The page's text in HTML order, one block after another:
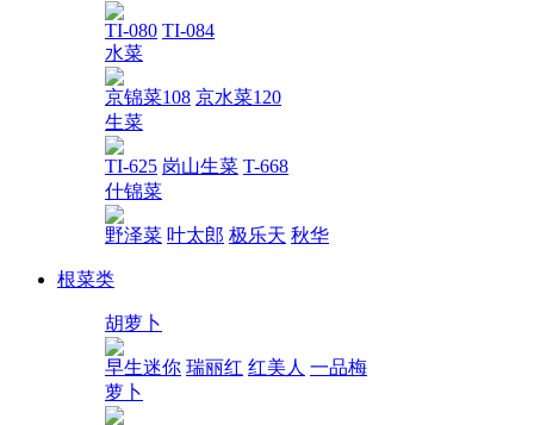
TI-080 TI-084
水菜
京锦菜108 京水菜120
生菜
TI-625 岗山生菜 T-668
什锦菜
野泽菜 叶太郎 极乐天 秋华
根菜类
胡萝卜
早生迷你 瑞丽红 红美人 一品梅
萝卜